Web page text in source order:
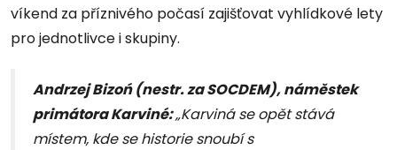
víkend za příznivého počasí zajišťovat vyhlídkové lety
pro jednotlivce i skupiny.
Andrzej Bizoń(nestr. za SOCDEM), náměstek
primátora Karviné:„Karviná se opět stává
místem, kde se historie snoubí s